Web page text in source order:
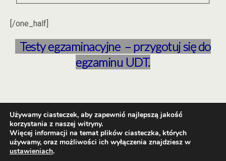
[/one_half]
Testy egzaminacyjne – przygotuj się do
egzaminu UDT.
Back to top
Używamy ciasteczek, aby zapewnić najlepszą jakość
korzystania z naszej witryny.
Więcej informacji na temat plików ciasteczka, których
używamy, oraz możliwości ich wyłączenia znajdziesz w
ustawieniach.